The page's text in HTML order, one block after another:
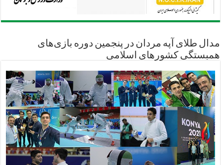
مدال طلای آپه مردان در پنجمین دوره بازی‌های
همبستگی کشورهای اسلامی